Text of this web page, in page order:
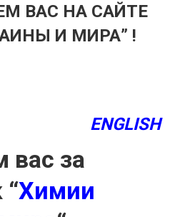
ВАС НА САЙТЕ
И МИРА” !
ENGLISH
вас за
Химии